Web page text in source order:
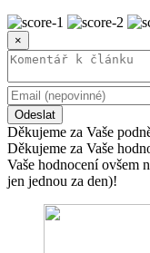
×
Odeslat
Děkujeme za Vaše
Děkujeme za Vaše
Vaše hodnocení ovšem
jen jednou za den)!